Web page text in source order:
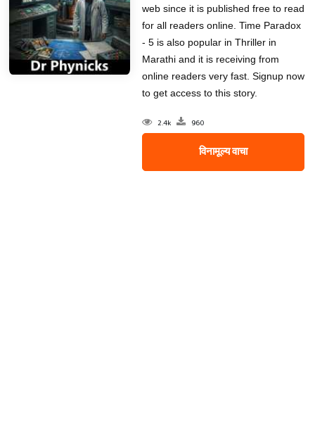
web since it is published free to read
for all readers online. Time Paradox
- 5 is also popular in Thriller in
Marathi and it is receiving from
online readers very fast. Signup now
to get access to this story.
2.4k 960
विनामूल्य वाचा